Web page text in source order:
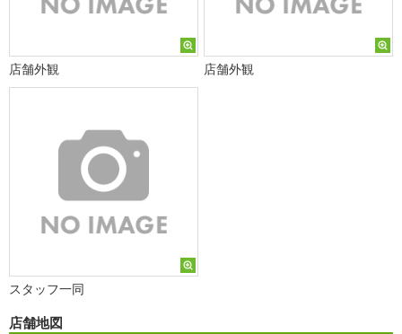
店舗外観 店舗外観
スタッフ一同
店舗地図